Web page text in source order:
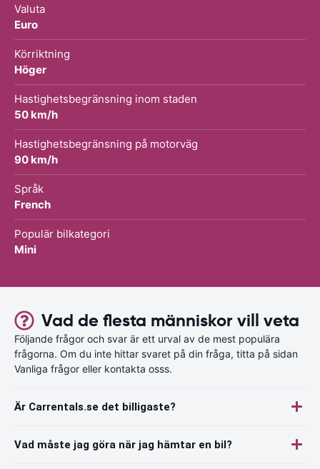
Valuta
Euro
Körriktning
Höger
Hastighetsbegränsning inom staden
50 km/h
Hastighetsbegränsning på motorväg
90 km/h
Språk
French
Populär bilkategori
Mini
Vad de flesta människor vill veta
Följande frågor och svar är ett urval av de mest populära
frågorna. Om du inte hittar svaret på din fråga, titta på sidan
Vanliga frågor eller kontakta osss.
Är Carrentals.se det billigaste?
Vad måste jag göra när jag hämtar en bil?